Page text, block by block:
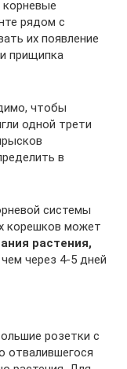
корневые
рядом с
их появление
прищипка
чтобы
одной трети
в
системы
корешков может
растения,
чем через 4-5 дней
розетки с
отвалившегося